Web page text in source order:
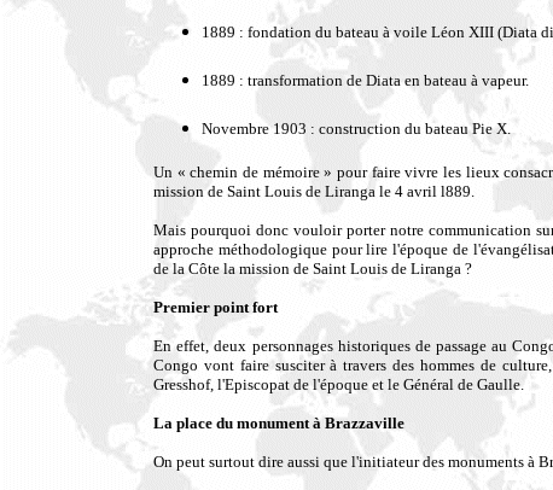
1889 : fondation du bateau à voile Léon XIII (Diata
1889 : transformation de Diata en bateau à vapeur.
Novembre 1903 : construction du bateau Pie X.
Un « chemin de mémoire » pour faire vivre les lieux
mission de Saint Louis de Liranga le 4 avril l889.
Mais pourquoi donc vouloir porter notre communication
approche méthodologique pour lire l'époque de
de la Côte la mission de Saint Louis de Liranga ?
Premier point fort
En effet, deux personnages historiques de passage au
Congo vont faire susciter à travers des hommes de
Gresshof, l'Episcopat de l'époque et le Général de Gaulle.
La place du monument à Brazzaville
On peut surtout dire aussi que l'initiateur des monuments à